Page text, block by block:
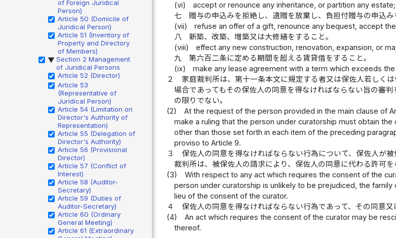
of Foreign Juridical
Person)
Article 50 (Domicile of
Juridical Person)
Article 51 (Inventory of
Property and Directory
of Members)
▶ Section 2 Management
of Juridical Persons
Article 52 (Director)
Article 53
(Representative of
Juridical Person)
Article 54 (Limitation on
Director's Authority of
Representation)
Article 55 (Delegation of
Director's Authority)
Article 56 (Provisional
Director)
Article 57 (Conflict of
Interest)
Article 58 (Auditor-
Secretary)
Article 59 (Duties of
Auditor-Secretary)
Article 60 (Ordinary
General Meeting)
Article 61 (Extraordinary
(vi)
accept or renounce any inheritance, or partition any estate;
七
贈与の申込みを拒絶し、遺贈を放棄し、負担付贈与の申込
(vii)
refuse an offer of a gift, renounce any bequest, accept
八
新築、改築、増築又は大修繕をすること。
(viii)
effect any new construction, renovation, expansion, or
九
第六百二条に定める期間を超える賃貸借をすること。
(ix)
make any lease agreement with a term which exceeds
２
家庭裁判所は、第十一条本文に規定する者又は保佐人若しく
場合であってもその保佐人の同意を得なければならない旨の審
の限りでない。
(2)
At the request of the person provided in the main clause of
make a ruling that the person under curatorship must obtain
other than those set forth in each item of the preceding
proviso to Article 9.
３
保佐人の同意を得なければならない行為について、保佐人が
裁判所は、被保佐人の請求により、保佐人の同意に代わる許可を
(3)
With respect to any act which requires the consent of the
person under curatorship is unlikely to be prejudiced, the
lieu of the consent of the curator.
４
保佐人の同意を得なければならない行為であって、その同意
(4)
An act which requires the consent of the curator may be
thereof.